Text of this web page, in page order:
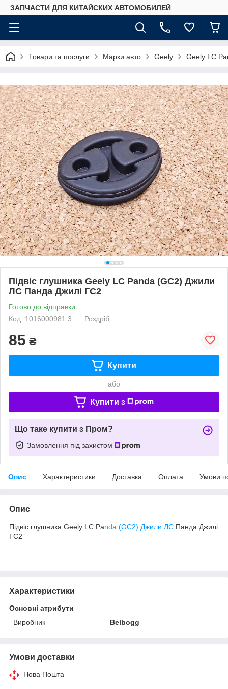
ЗАПЧАСТИ ДЛЯ КИТАЙСКИХ АВТОМОБИЛЕЙ
Товари та послуги Марки авто Geely Geely LC
Підвіс глушника Geely LC Panda (GC2) Джили
ЛС Панда Джилі ГC2
Готово до відправки
Код: 1016000981.3
Роздріб
85 ₴
Купити
або
Купити з
Що таке купити з Пром?
Замовлення під захистом
Опис Характеристики Доставка Оплата Умови
Опис
Підвіс глушника Geely LC Panda (GC2) Джили ЛС Панда Джилі
ГC2
Характеристики
Основні атрибути
Виробник
Belbogg
Умови доставки
Нова Пошта